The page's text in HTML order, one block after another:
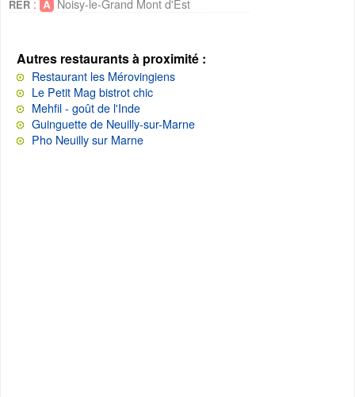
RER : Noisy-le-Grand Mont d'Est
Autres restaurants à proximité :
Restaurant les Mérovingiens
Le Petit Mag bistrot chic
Mehfil - goût de l'Inde
Guinguette de Neuilly-sur-Marne
Pho Neuilly sur Marne